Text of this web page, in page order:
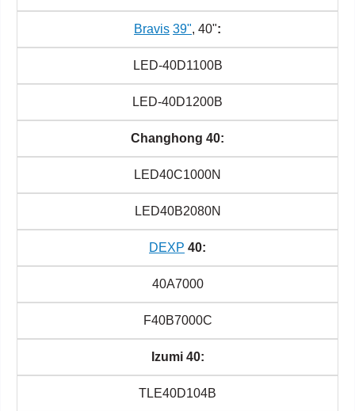
Bravis 39", 40":
LED-40D1100B
LED-40D1200B
Changhong 40:
LED40C1000N
LED40B2080N
DEXP 40:
40A7000
F40B7000C
Izumi 40:
TLE40D104B